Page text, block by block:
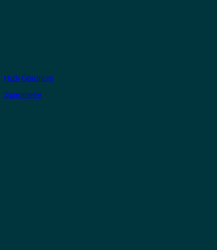
Hızlı Görünüm
Spirometre